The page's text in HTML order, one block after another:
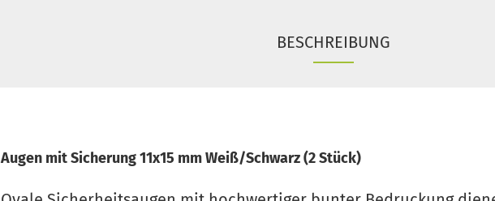
BESCHREIBUNG
Augen mit Sicherung 11x15 mm Weiß/Schwarz (2 Stück)